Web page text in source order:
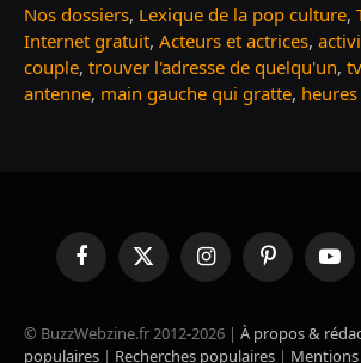
Nos dossiers, Lexique de la pop culture,
Internet gratuit, Acteurs et actrices,
couple, trouver l'adresse de quelqu'un,
antenne, main gauche qui gratte,
FacebookX
(Twitter)
InstagramPinterest
© BuzzWebzine.fr 2012-2026 | À propos &
populaires | Recherches populaires | Mentions